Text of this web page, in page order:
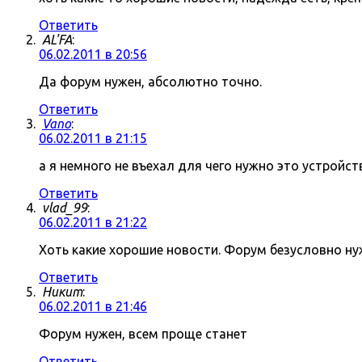
Ответить
AL'FA:
06.02.2011 в 20:56
Да форум нужен, абсолютно точно.
Ответить
Vano:
06.02.2011 в 21:15
а я немного не въехал для чего нужно это
Ответить
vlad_99:
06.02.2011 в 21:22
Хоть какие хорошие новости. Форум безусловно
Ответить
Никит:
06.02.2011 в 21:46
Форум нужен, всем проще станет